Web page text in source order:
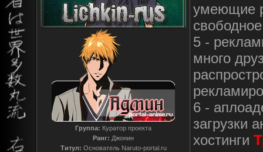
Группа: Куратор проекта
Ранг: Джонин
Титул: Основатель Naruto-portal.ru
умеющие
5 -
много
6 -
загрузки
хостинги